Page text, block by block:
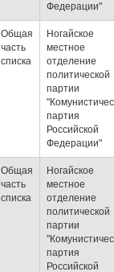
Федерации"
Общая
часть
списка
Ногайское
местное
отделение
политической
партии
партия
Российской
Федерации"
Общая
часть
списка
Ногайское
местное
отделение
политической
партии
партия
Российской